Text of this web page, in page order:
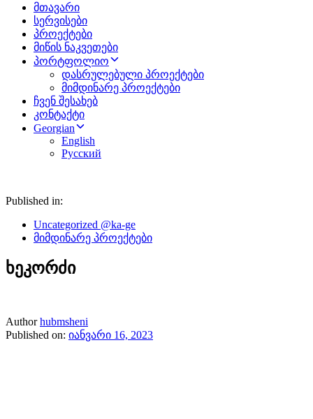
მთავარი
სერვისები
პროექტები
მიწის ნაკვეთები
პორტფოლიო
დასრულებული პროექტები
მიმდინარე პროექტები
ჩვენ შესახებ
კონტაქტი
Georgian
English
Русский
Published in:
Uncategorized @ka-ge
მიმდინარე პროექტები
ხეკორძი
Author hubmsheni
Published on: იანვარი 16, 2023